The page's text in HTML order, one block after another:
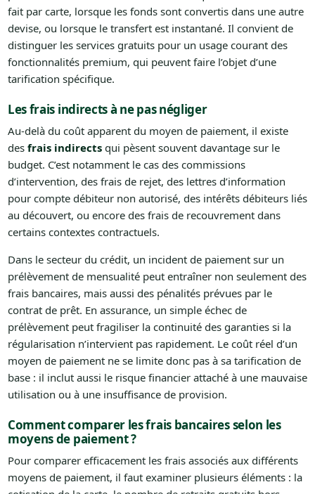
fait par carte, lorsque les fonds sont convertis dans une autre
devise, ou lorsque le transfert est instantané. Il convient de
distinguer les services gratuits pour un usage courant des
fonctionnalités premium, qui peuvent faire l’objet d’une
tarification spécifique.
Les frais indirects à ne pas négliger
Au-delà du coût apparent du moyen de paiement, il existe
des frais indirectsqui pèsent souvent davantage sur le
budget. C’est notamment le cas des commissions
d’intervention, des frais de rejet, des lettres d’information
pour compte débiteur non autorisé, des intérêts débiteurs liés
au découvert, ou encore des frais de recouvrement dans
certains contextes contractuels.
Dans le secteur du crédit, un incident de paiement sur un
prélèvement de mensualité peut entraîner non seulement des
frais bancaires, mais aussi des pénalités prévues par le
contrat de prêt. En assurance, un simple échec de
prélèvement peut fragiliser la continuité des garanties si la
régularisation n’intervient pas rapidement. Le coût réel d’un
moyen de paiement ne se limite donc pas à sa tarification de
base : il inclut aussi le risque financier attaché à une mauvaise
utilisation ou à une insuffisance de provision.
Comment comparer les frais bancaires selon les
moyens de paiement ?
Pour comparer efficacement les frais associés aux différents
moyens de paiement, il faut examiner plusieurs éléments : la